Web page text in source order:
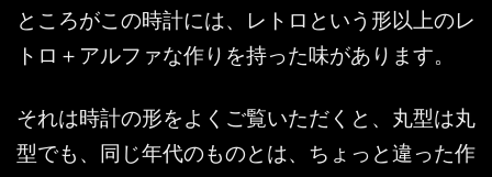
ところがこの時計には、レトロという形以上のレ
トロ＋アルファな作りを持った味があります。
それは時計の形をよくご覧いただくと、丸型は丸
型でも、同じ年代のものとは、ちょっと違った作